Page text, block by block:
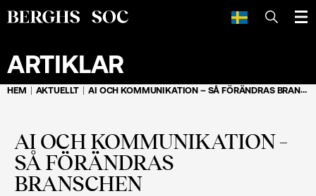
SÖK
ARTIKLAR
HEM AKTUELLT AI OCH KOMMUNIKATION – SÅ FÖRÄNDRAS BRANSCHEN
AI OCH KOMMUNIKATION –
SÅ FÖRÄNDRAS
BRANSCHEN